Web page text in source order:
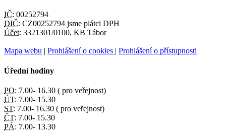
IČ: 00252794
DIČ: CZ00252794 jsme plátci DPH
Účet: 3321301/0100, KB Tábor
Mapa webu | Prohlášení o cookies | Prohlášení o přístupnosti
Úřední hodiny
PO: 7.00- 16.30 ( pro veřejnost)
ÚT: 7.00- 15.30
ST: 7.00- 16.30 ( pro veřejnost)
ČT: 7.00- 15.30
PÁ: 7.00- 13.30